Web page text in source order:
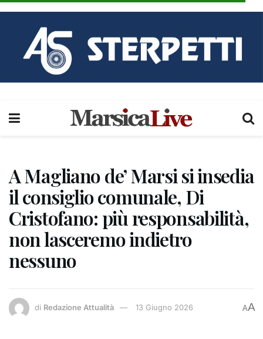
A Magliano de’ Marsi si insedia
il consiglio comunale, Di
Cristofano: più responsabilità,
non lasceremo indietro
nessuno
di Redazione Attualità 13 Giugno 2026 AA